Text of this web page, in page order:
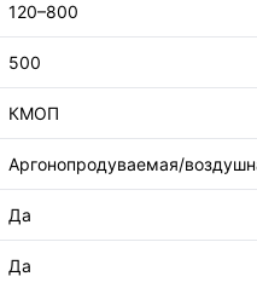
120–800
500
КМОП
Аргонопродуваемая/
Да
Да